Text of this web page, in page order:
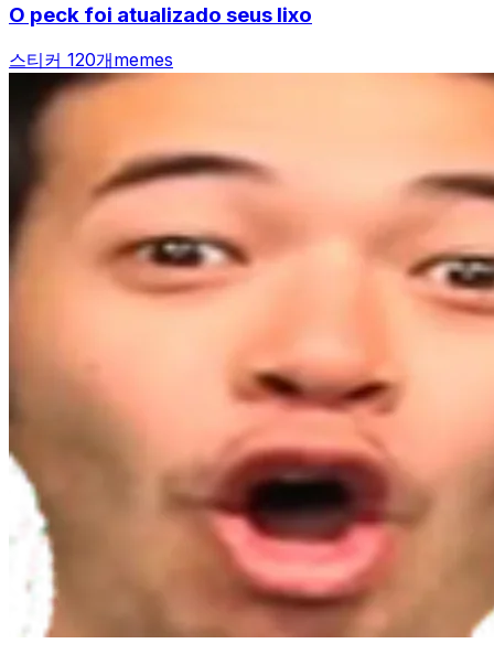
O peck foi atualizado seus lixo
스티커 120개memes